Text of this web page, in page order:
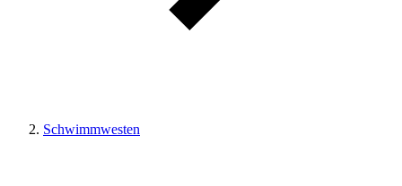
Schwimmwesten